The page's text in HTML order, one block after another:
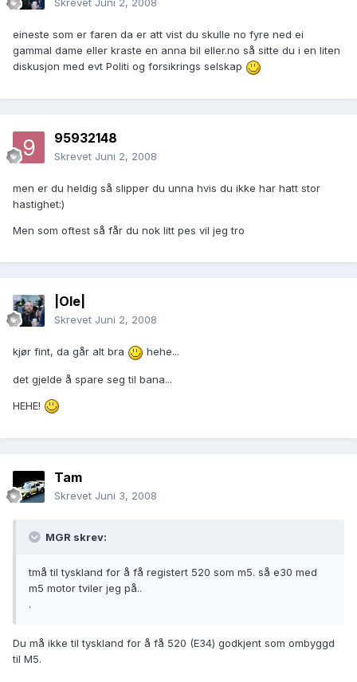
Skrevet Juni 2, 2008
eineste som er faren da er att vist du skulle no fyre ned ei
gammal dame eller kraste en anna bil eller.no så sitte du i en liten
diskusjon med evt Politi og forsikrings selskap
95932148
Skrevet Juni 2, 2008
men er du heldig så slipper du unna hvis du ikke har hatt stor
hastighet:)
Men som oftest så får du nok litt pes vil jeg tro
|Ole|
Skrevet Juni 2, 2008
kjør fint, da går alt bra hehe...
det gjelde å spare seg til bana...
HEHE!
Tam
Skrevet Juni 3, 2008
MGR skrev:
tmå til tyskland for å få registert 520 som m5. så e30 med
m5 motor tviler jeg på..
.
Du må ikke til tyskland for å få 520 (E34) godkjent som ombyggd
til M5.